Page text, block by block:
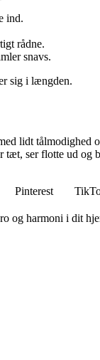
ind.
rådne.
snavs.
sig i længden.
lidt
ser flotte ud og
Pinterest
og harmoni i dit